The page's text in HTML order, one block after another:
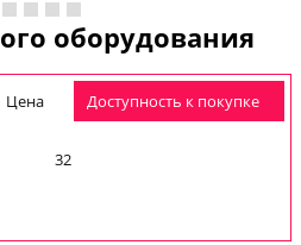
оборудования
Цена доступность к покупке
32